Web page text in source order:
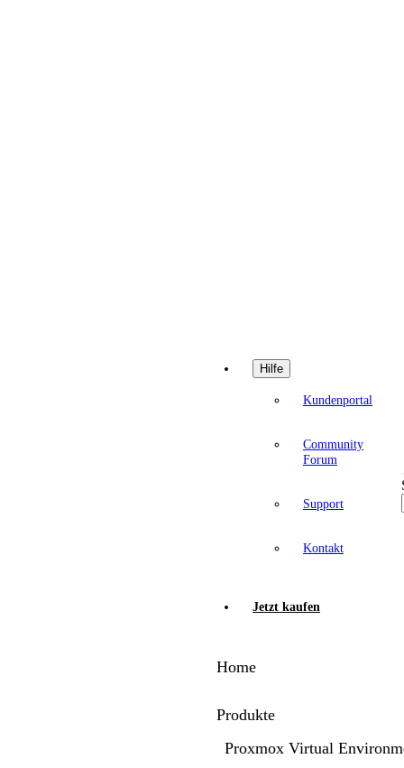
Hilfe
Kundenportal
Community
Forum
Support
Kontakt
Jetzt kaufen
Home
Produkte
Proxmox Virtual